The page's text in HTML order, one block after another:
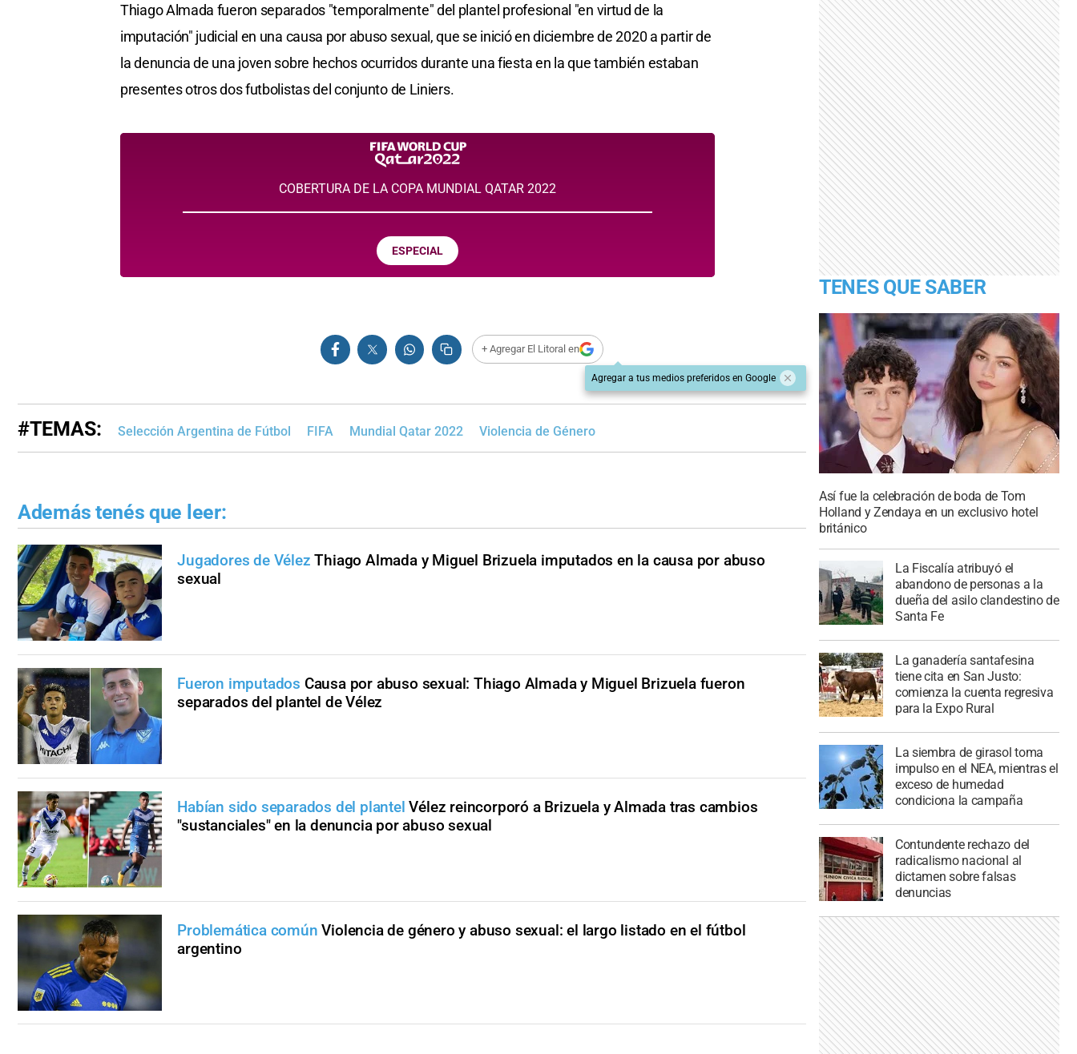
Thiago Almada fueron separados "temporalmente" del plantel profesional "en virtud de la
imputación" judicial en una causa por abuso sexual, que se inició en diciembre de 2020 a partir de
la denuncia de una joven sobre hechos ocurridos durante una fiesta en la que también estaban
presentes otros dos futbolistas del conjunto de Liniers.
COBERTURA DE LA COPA MUNDIAL QATAR 2022
ESPECIAL
+ Agregar El Litoral en
Agregar a tus medios preferidos en Google
#TEMAS: Selección Argentina de Fútbol FIFA Mundial Qatar 2022 Violencia de Género
Además tenés que leer:
Jugadores de VélezThiago Almada y Miguel Brizuela imputados en la causa por abuso
sexual
Fueron imputados Causa por abuso sexual: Thiago Almada y Miguel Brizuela fueron
separados del plantel de Vélez
Habían sido separados del plantelVélez reincorporó a Brizuela y Almada tras cambios
"sustanciales" en la denuncia por abuso sexual
Problemática común Violencia de género y abuso sexual: el largo listado en el fútbol
argentino
TENES QUE SABER
Así fue la celebración de boda de Tom
Holland y Zendaya en un exclusivo hotel
británico
La Fiscalía atribuyó el
abandono de personas a la
dueña del asilo clandestino de
Santa Fe
La ganadería santafesina
tiene cita en San Justo:
comienza la cuenta regresiva
para la Expo Rural
La siembra de girasol toma
impulso en el NEA, mientras el
exceso de humedad
condiciona la campaña
Contundente rechazo del
radicalismo nacional al
dictamen sobre falsas
denuncias